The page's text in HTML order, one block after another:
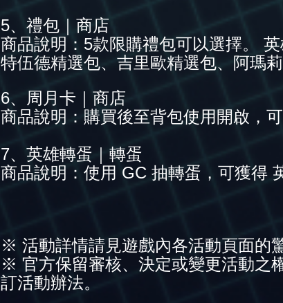
5、禮包｜商店
商品說明：5款限購禮包可以選擇。
特伍德精選包、吉里歐精選包、阿瑪莉
6、周月卡｜商店
商品說明：購買後至背包使用開啟，
7、英雄轉蛋｜轉蛋
商品說明：使用 GC 抽轉蛋，可獲得
※ 活動詳情請見遊戲內各活動頁面的
※ 官方保留審核、決定或變更活動之
訂活動辦法。​